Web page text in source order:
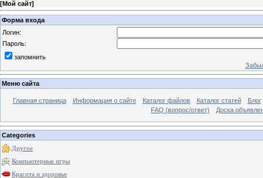
[Мой сайт]
Форма входа
Логин:
Пароль:
запомнить
Меню сайта
Главная страница Информация о сайте Каталог файлов Каталог статей
Блог
FAQ (вопрос/ответ)
Доска
Categories
Другое
Компьютерные игры
Красота и здоровье